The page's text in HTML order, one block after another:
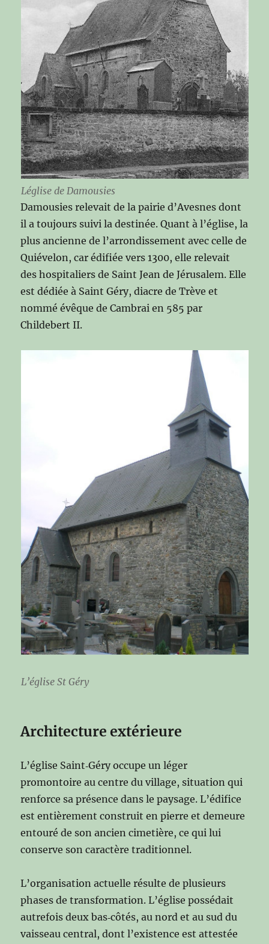
Léglise de Damousies
Damousies relevait de la pairie d’Avesnes dont
il a toujours suivi la destinée. Quant à l’église, la
plus ancienne de l’arrondissement avec celle de
Quiévelon, car édifiée vers 1300, elle relevait
des hospitaliers de Saint Jean de Jérusalem. Elle
est dédiée à Saint Géry, diacre de Trève et
nommé évêque de Cambrai en 585 par
Childebert II.
L’église St Géry
Architecture extérieure
L’église Saint‑Géry occupe un léger
promontoire au centre du village, situation qui
renforce sa présence dans le paysage. L’édifice
est entièrement construit en pierre et demeure
entouré de son ancien cimetière, ce qui lui
conserve son caractère traditionnel.
L’organisation actuelle résulte de plusieurs
phases de transformation. L’église possédait
autrefois deux bas‑côtés, au nord et au sud du
vaisseau central, dont l’existence est attestée